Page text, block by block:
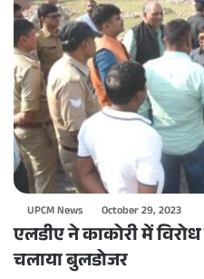
UPCM News October 29, 2023
एलडीए ने काकोरी में
चलाया बुलडोजर